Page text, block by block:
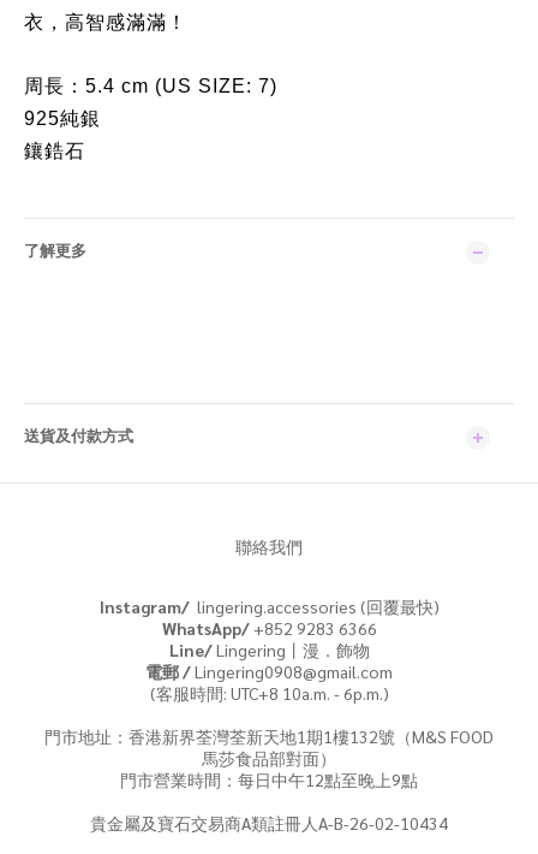
衣，高智感滿滿！
周長：5.4 cm (US SIZE: 7)
925純銀
鑲鋯石
了解更多
送貨及付款方式
聯絡我們
Instagram/ lingering.accessories (回覆最快)
WhatsApp/+852 9283 6366
Line/Lingering丨漫．飾物
電郵 /Lingering0908@gmail.com
(客服時間: UTC+8 10a.m. - 6p.m.)
門市地址：香港新界荃灣荃新天地1期1樓132號（M&S FOOD
馬莎食品部對面）
門市營業時間：每日中午12點至晚上9點
貴金屬及寶石交易商A類註冊人A-B-26-02-10434